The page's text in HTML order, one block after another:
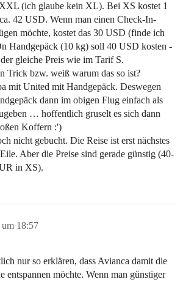
(ich glaube kein XL). Bei XS kostet 1
42 USD. Wenn man einen Check-In-
möchte, kostet das 30 USD (finde ich
Handgepäck (10 kg) soll 40 USD kosten -
gleiche Preis wie im Tarif S.
Trick bzw. weiß warum das so ist?
mit United mit Handgepäck. Deswegen
dann im obigen Flug einfach als
… hoffentlich gruselt es sich dann
Koffern :')
nicht gebucht. Die Reise ist erst nächstes
Aber die Preise sind gerade günstig (40-
in XS).
18:57
nur so erklären, dass Avianca damit die
entspannen möchte. Wenn man günstiger